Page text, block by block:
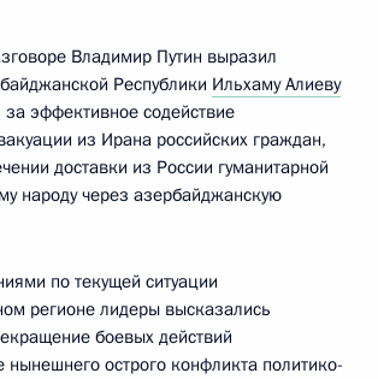
Владимир Путин выразил
Республики Ильхаму Алиеву
за эффективное содействие
из Ирана российских граждан,
доставки из России гуманитарной
народу через азербайджанскую
по текущей ситуации
регионе лидеры высказались
боевых действий
нынешнего острого конфликта политико-